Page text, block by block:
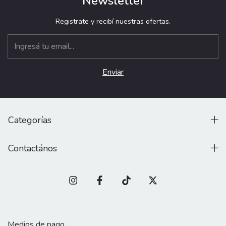
Registrate y recibí nuestras ofertas.
Categorías
Contactános